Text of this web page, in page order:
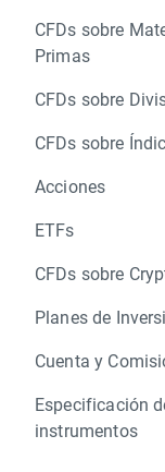
CFDs sobre
Primas
CFDs sobre
CFDs sobre
Acciones
ETFs
CFDs sobre
Planes de
Cuenta y
Especificación
instrumentos